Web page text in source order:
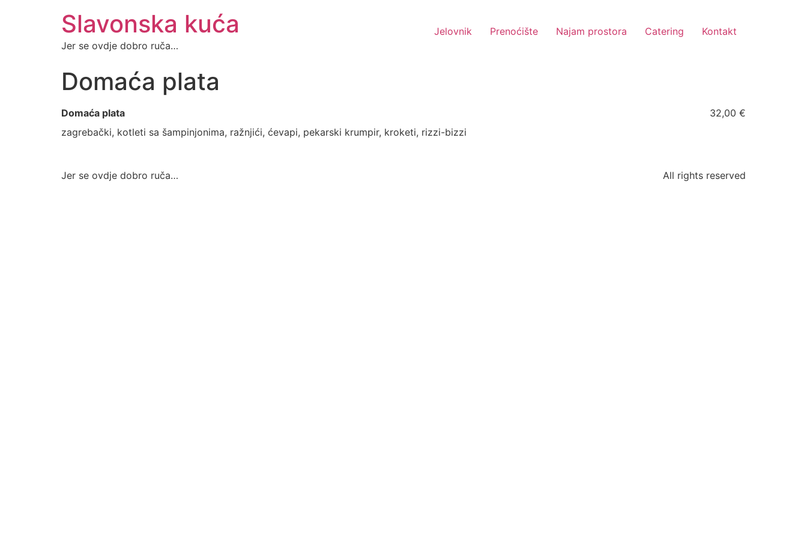
Slavonska kuća
Jer se ovdje dobro ruča…
Jelovnik Prenoćište Najam prostora Catering Kontakt
Domaća plata
Domaća plata
32,00 €
zagrebački, kotleti sa šampinjonima, ražnjići, ćevapi, pekarski krumpir, kroketi, rizzi-bizzi
Jer se ovdje dobro ruča… All rights reserved